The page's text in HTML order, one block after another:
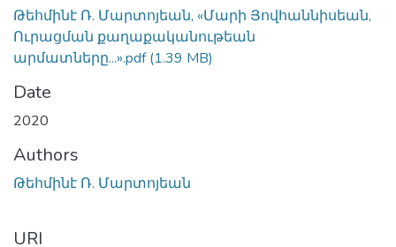
Թեհմինէ Ռ. Մարտոյեան, «Մարի Յովհաննիսեան,
Ուրացման քաղաքականութեան
արմատները...».pdf(1.39 MB)
Date
2020
Authors
Թեհմինէ Ռ. Մարտոյեան
URI